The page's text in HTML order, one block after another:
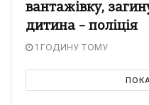
вантажівку,
дитина – поліція
1 ГОДИНУ ТОМУ